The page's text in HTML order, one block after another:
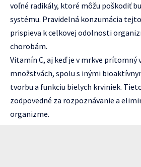
voľné radikály, ktoré môžu poškodiť
systému. Pravidelná konzumácia
prispieva k celkovej odolnosti
chorobám.
Vitamín C, aj keď je v mrkve prítomný
množstvách, spolu s inými
tvorbu a funkciu bielych krviniek.
zodpovedné za rozpoznávanie a
organizme.